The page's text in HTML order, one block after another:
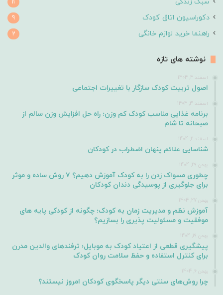
11
دکوراسیون اتاق کودک 9
راهنما خرید لوازم خانگی 2
نوشته های تازه
اسفند 4, 1404
اصول تربیت کودک سازگار با تغییرات اجتماعی
اسفند 3, 1404
برنامه غذایی مناسب کودک کم وزن؛ راه حل افزایش وزن سالم از
صبحانه تا شام
اسفند 2, 1404
شناسایی علائم پنهان اضطراب در کودکان
بهمن 29, 1404
چطوری مسواک زدن را به کودک آموزش دهیم؟ ۷ روش ساده و موثر
برای جلوگیری از پوسیدگی دندان کودکان
بهمن 27, 1404
آموزش نظم و مدیریت زمان به کودک؛ چگونه از کودکی پایه های
موفقیت و مسئولیت پذیری را بسازیم؟
بهمن 19, 1404
پیشگیری قطعی از اعتیاد کودک به موبایل؛ ترفندهای والدین مدرن
برای کنترل استفاده و حفظ سلامت روان کودک
بهمن 6, 1404
چرا روش‌های سنتی دیگر پاسخگوی کودکان امروز نیستند؟